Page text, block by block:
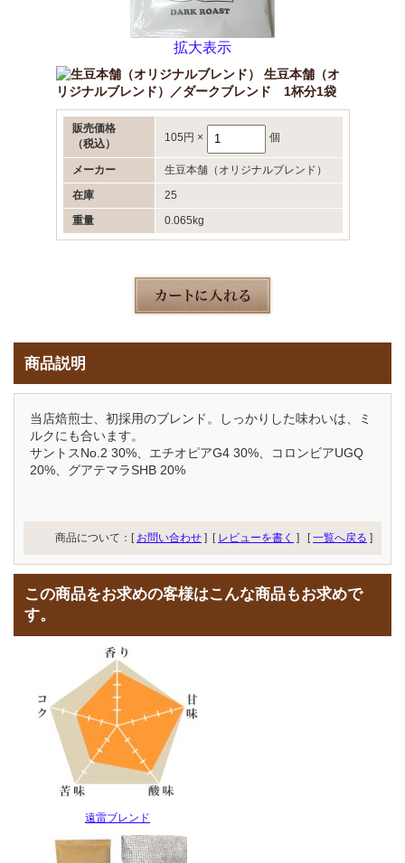
拡大表示
生豆本舗（オ
リジナルブレンド）／ダークブレンド 1杯分1袋
販売価格
（税込）
105円 × 個
メーカー
生豆本舗（オリジナルブレンド）
在庫
25
重量
0.065kg
商品説明
当店焙煎士、初採用のブレンド。しっかりした味わいは、ミ
ルクにも合います。
サントスNo.2 30%、エチオピアG4 30%、コロンビアUGQ
20%、グアテマラSHB 20%
商品について：[ お問い合わせ ] [ レビューを書く ] [一覧へ戻る ]
この商品をお求めの客様はこんな商品もお求めで
す。
遠雷ブレンド